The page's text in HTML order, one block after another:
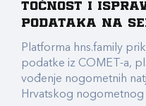
točnost i
podataka na
Platforma hns.family
podatke iz COMET-a,
vođenje nogometnih
Hrvatskog nogometnog